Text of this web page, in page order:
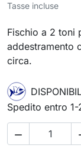
Tasse incluse
Fischio a 2 toni
addestramento
circa.
Spedito entro
